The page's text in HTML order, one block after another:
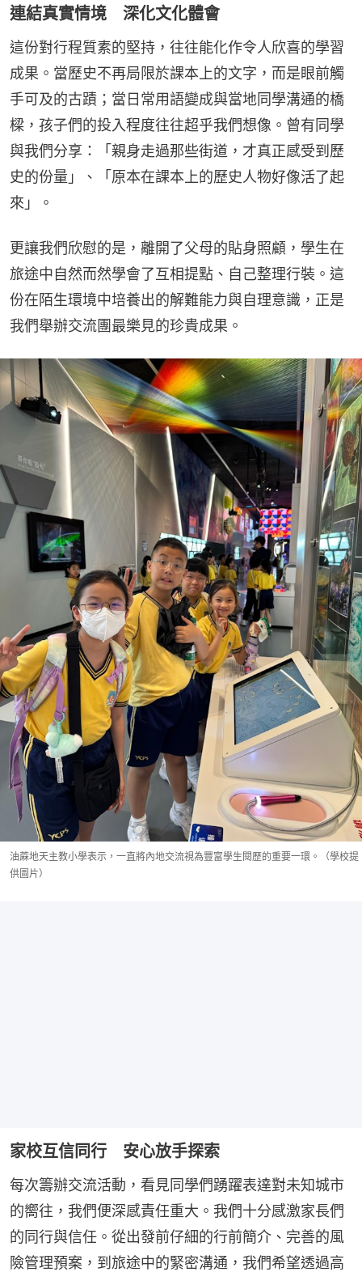
連結真實情境 深化文化體會
這份對行程質素的堅持，往往能化作令人欣喜的學習
成果。當歷史不再局限於課本上的文字，而是眼前觸
手可及的古蹟；當日常用語變成與當地同學溝通的橋
樑，孩子們的投入程度往往超乎我們想像。曾有同學
與我們分享：「親身走過那些街道，才真正感受到歷
史的份量」、「原本在課本上的歷史人物好像活了起
來」。
更讓我們欣慰的是，離開了父母的貼身照顧，學生在
旅途中自然而然學會了互相提點、自己整理行裝。這
份在陌生環境中培養出的解難能力與自理意識，正是
我們舉辦交流團最樂見的珍貴成果。
油蔴地天主教小學表示，一直將內地交流視為豐富學生閱歷的重要一環。（學校提
供圖片）
家校互信同行 安心放手探索
每次籌辦交流活動，看見同學們踴躍表達對未知城市
的嚮往，我們便深感責任重大。我們十分感激家長們
的同行與信任。從出發前仔細的行前簡介、完善的風
險管理預案，到旅途中的緊密溝通，我們希望透過高